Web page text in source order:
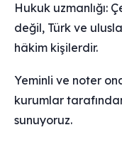
Hukuk uzmanlığı:
değil, Türk ve
hâkim kişilerdir.
Yeminli ve noter
kurumlar
sunuyoruz.